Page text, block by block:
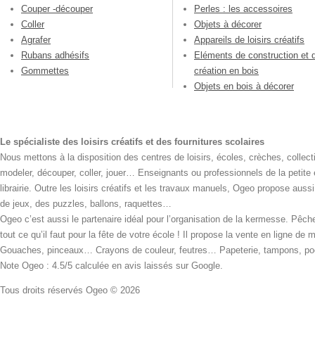
Couper -découper
Coller
Agrafer
Rubans adhésifs
Gommettes
Perles : les accessoires
Objets à décorer
Appareils de loisirs créatifs
Eléments de construction et
création en bois
Objets en bois à décorer
Le spécialiste des loisirs créatifs et des fournitures scolaires
Nous mettons à la disposition des centres de loisirs, écoles, crèches,
modeler, découper, coller, jouer… Enseignants ou professionnels de la
librairie. Outre les loisirs créatifs et les travaux manuels, Ogeo propose
de jeux, des puzzles, ballons, raquettes…
Ogeo c’est aussi le partenaire idéal pour l’organisation de la kermesse.
tout ce qu’il faut pour la fête de votre école ! Il propose la vente en ligne
Gouaches, pinceaux… Crayons de couleur, feutres… Papeterie, tampons,
Note Ogeo : 4.5/5 calculée en avis laissés sur Google.
Tous droits réservés Ogeo © 2026